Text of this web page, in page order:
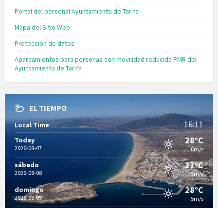
Portal del personal Ayuntamiento de Tarifa
Mapa del Sitio Web
Protección de datos
Aparcamientos para personas con movilidad reducida PMR del
Ayuntamiento de Tarifa
EL TIEMPO
Local Time 16:11
Today
2026-08-07
28°C
6m/s
sábado
2026-08-08
27°C
5m/s
domingo
2026-08-09
28°C
5m/s